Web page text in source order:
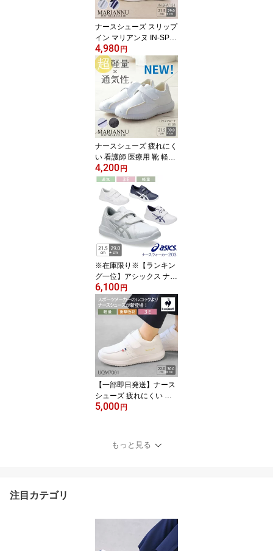
気性
ナースシューズ スリップ
イン マリアンヌ IN-SPA I
S1 着脱簡単 疲れにくい
看護師 医療用 靴 軽い 白
病院 男女兼用 介護士 ク
リニック 医師 医者 事務
制服 歯科医 オフィス 会
社 通気性 メッシュ ホワ
イト メンズ レディース
脱ぎ履きしやすい
4,980円
ナースシューズ 疲れにく
い 看護師 医療用 靴 軽い
白 黒 病院 男女兼用 マリ
アンヌ バリュフロート V
105 介護士 クリニック
医師 医者 事務 制服 歯科
医 オフィス 会社 通気性
メッシュ ホワイト ブラ
ック メンズ レディース
脱ぎ履きしやすい
4,200円
※在庫限り※【ランキン
グ一位】アシックス ナー
スシューズ 203 疲れにく
い 看護師 ナースウォー
カー 病院 男女兼用 白 ホ
ワイト ネイビー 消臭 軽
量 ベルトタイプ 医者 介
護士 クリニック 医師 医
療用 リハビリ 靴 整骨院
レディース メンズ 人気
おすすめ
6,100円
【一部即日発送】ナース
シューズ 疲れにくい 看
護師 白 ホワイト 男女兼
医者 介護士 クリニック
医療用 歯科 衝撃吸収 軽
5,000円
もっと見る
注目カテゴリ